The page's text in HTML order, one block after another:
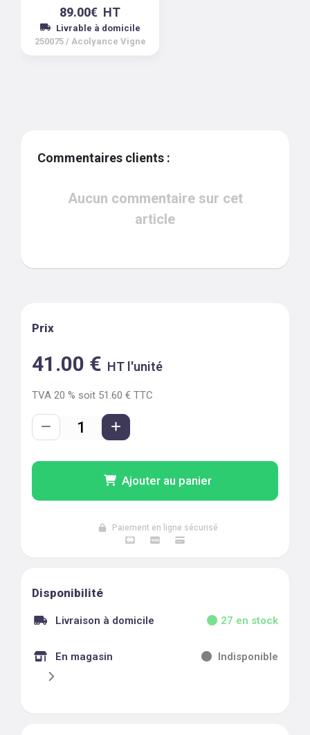
89.00€ HT
Livrable à domicile
250075 / Acolyance Vigne
Commentaires clients :
Aucun commentaire sur cet
article
Prix
41.00 € HT l'unité
TVA 20 % soit 51.60 € TTC
Ajouter au panier
Paiement en ligne sécurisé
Disponibilité
Livraison à domicile 27 en stock
En magasin Indisponible